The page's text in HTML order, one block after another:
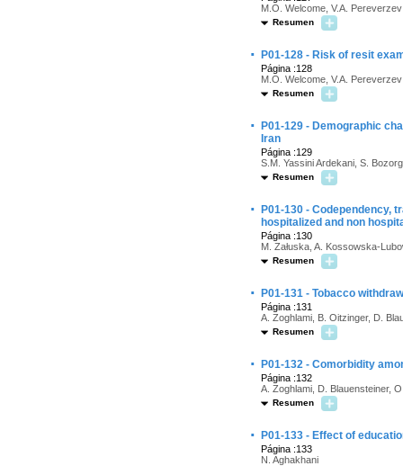
M.O. Welcome, V.A. Pereverzev
Resumen
· P01-128 - Risk of resit
Página :128
M.O. Welcome, V.A. Pereverzev
Resumen
·
P01-129 - Demographic
Iran
Página :129
S.M. Yassini Ardekani, S.
Resumen
·
P01-130 - Codependency,
hospitalized and non
Página :130
M. Załuska, A. Kossowska-
Resumen
· P01-131 - Tobacco
Página :131
A. Zoghlami, B. Oitzinger, D.
Resumen
· P01-132 - Comorbidity
Página :132
A. Zoghlami, D. Blauensteiner,
Resumen
· P01-133 - Effect of
Página :133
N. Aghakhani